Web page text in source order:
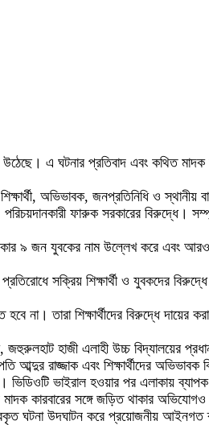
এ ঘটনার প্রতিবাদ এবং কথিত মাদক
অভিভাবক, জনপ্রতিনিধি ও স্থানীয়
ফারুক সরকারের বিরুদ্ধে।
৯ জন যুবকের নাম উল্লেখ করে এবং
সক্রিয় শিক্ষার্থী ও যুবকদের বিরুদ্ধে
না। তারা শিক্ষার্থীদের বিরুদ্ধে দায়ের
হাজী এলাহী উচ্চ বিদ্যালয়ের
আব্দুর রাজ্জাক এবং শিক্ষার্থীদের অভিভাবক
ভিডিওটি ভাইরাল হওয়ার পর এলাকায়
কারবারের সঙ্গে জড়িত থাকার
ঘটনা উদঘাটন করে প্রয়োজনীয়